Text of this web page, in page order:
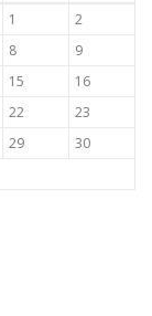
1
2
8
9
15
16
22
23
29
30